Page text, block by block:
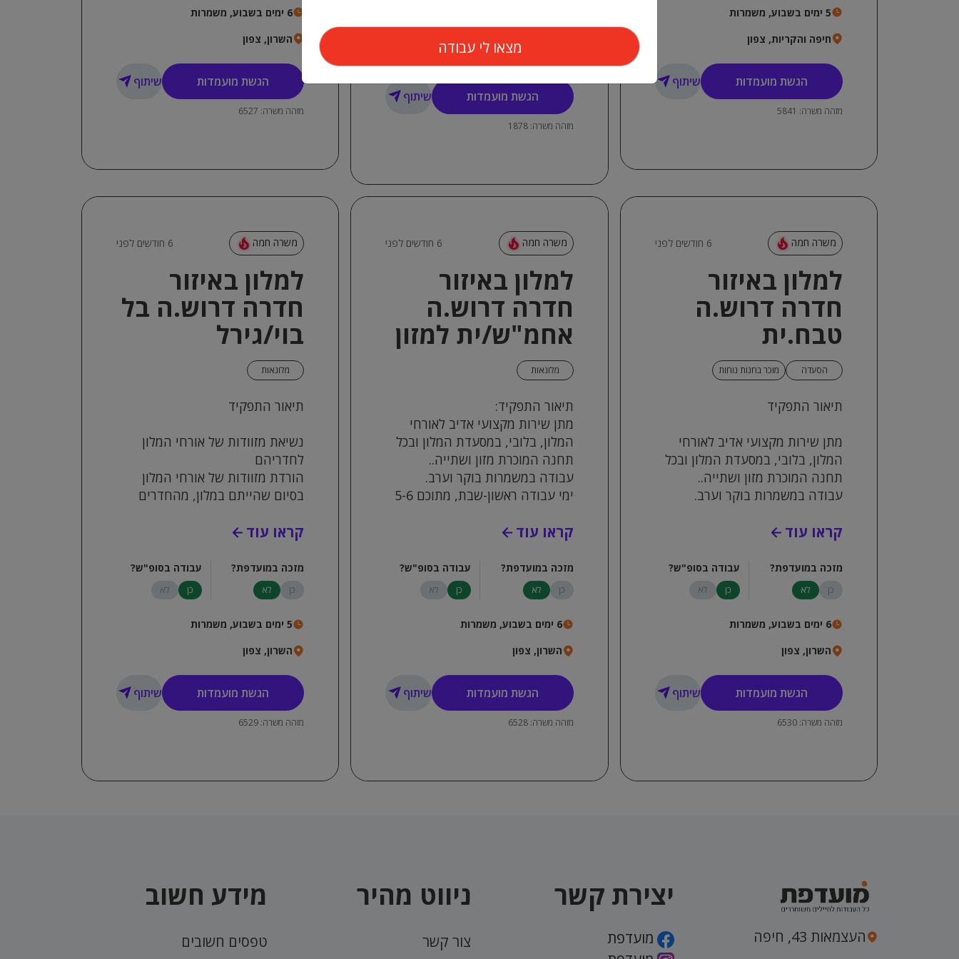
מגורים באזור נהריה והסביבה.
5 ימים בשבוע, משמרות
חיפה והקריות, צפון
הגשת מועמדות שיתוף
מזהה משרה: 5841
לשומרי שבת
חיפה והקריות, צפון
הגשת מועמדות שיתוף
מזהה משרה: 1878
ייצוגיות, שירותיות, אדיבות!
6 ימים בשבוע, משמרות
השרון, צפון
הגשת מועמדות שיתוף
מזהה משרה: 6527
משרה חמה 6 חודשים לפני
למלון באיזור
חדרה דרוש.ה
טבח.ית
הסעדה מוכר בחנות נוחות
תיאור התפקיד
מתן שירות מקצועי אדיב לאורחי
המלון, בלובי, במסעדת המלון ובכל
תחנה המוכרת מזון ושתייה..
עבודה במשמרות בוקר וערב.
משמרות בשבוע.
דרישות התפקיד:
אנגלית ברמה טובה-יתרון!
ייצוגיות, שירותיות, אדיבות!
קראו עוד
מזכה במועדפת?
כן לא
עבודה בסופ"ש?
כן לא
6 ימים בשבוע, משמרות
השרון, צפון
הגשת מועמדות שיתוף
מזהה משרה: 6530
משרה חמה 6 חודשים לפני
למלון באיזור
חדרה דרוש.ה
אחמ"ש/ית למזון
ומשקאות
מלונאות
תיאור התפקיד:
מתן שירות מקצועי אדיב לאורחי
המלון, בלובי, במסעדת המלון ובכל
תחנה המוכרת מזון ושתייה..
עבודה במשמרות בוקר וערב.
ימי עבודה ראשון-שבת, מתוכם 5-6
ההעבודה כוללת סו"ש/חג
דרישות התפקיד:
ניסיון קודם בתפקיד זהה או
במלצרות לפחות שנה!
ייצוגיות, שירותיות, אדיבות!
קראו עוד
מזכה במועדפת?
כן לא
עבודה בסופ"ש?
כן לא
6 ימים בשבוע, משמרות
השרון, צפון
הגשת מועמדות שיתוף
מזהה משרה: 6528
משרה חמה 6 חודשים לפני
למלון באיזור
חדרה דרוש.ה בל
בוי/גירל
מלונאות
תיאור התפקיד
נשיאת מזוודות של אורחי המלון
לחדריהם
הורדת מזוודות של אורחי המלון
בסיום שהייתם במלון, מהחדרים
מתן מענה לאורחי המלון בנוגע
באיזור.
משמרות בשבוע.
הגעה עצמאית למלון
דרישות התפקיד:
אנגלית ברמה טובה!
ייצוגיות, שירותיות, אדיבות
קראו עוד
מזכה במועדפת?
כן לא
עבודה בסופ"ש?
כן לא
5 ימים בשבוע, משמרות
השרון, צפון
הגשת מועמדות שיתוף
מזהה משרה: 6529
העצמאות 43, חיפה
יצירת קשר
מועדפת
ניווט מהיר
צור קשר
מידע חשוב
טפסים חשובים